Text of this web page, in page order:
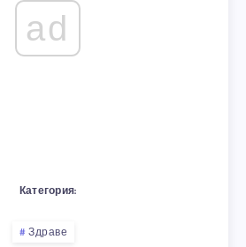
ad
Категория:
Здраве